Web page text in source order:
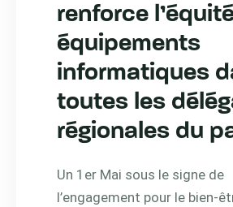
renforce
équipements
informatiques
toutes les
régionales du
Un 1er Mai sous le signe de
l’engagement pour le bien-